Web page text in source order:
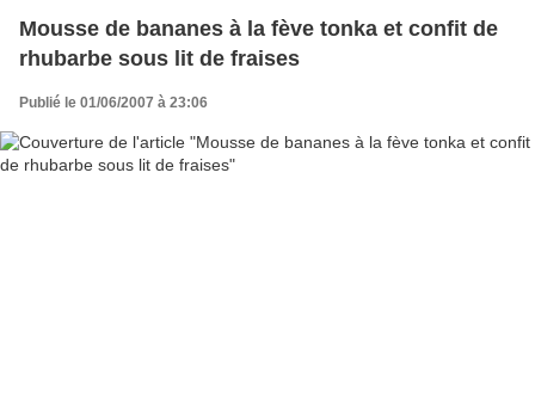
Mousse de bananes à la fève tonka et confit de
rhubarbe sous lit de fraises
Publié le 01/06/2007 à 23:06